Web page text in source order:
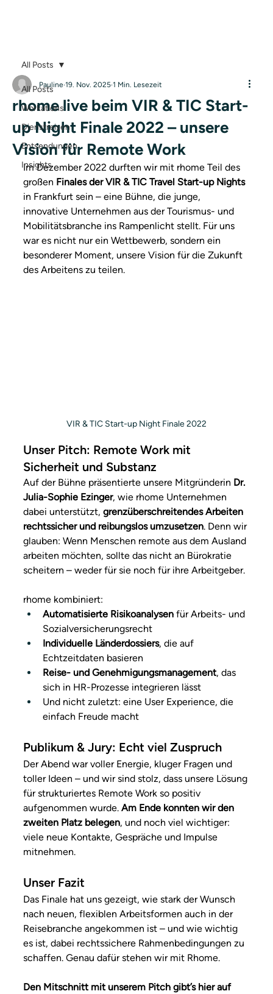
All Posts
Workations
Dienstreisen
Entsendungen
Insights
All Posts
rhome live beim VIR & TIC Start-
up Night Finale 2022 – unsere
Vision für Remote Work
Pauline 19. Nov. 2025 1 Min. Lesezeit
Im Dezember 2022 durften wir mit rhome Teil des
großen Finales der VIR & TIC Travel Start-up Nights
in Frankfurt sein – eine Bühne, die junge,
innovative Unternehmen aus der Tourismus- und
Mobilitätsbranche ins Rampenlicht stellt. Für uns
war es nicht nur ein Wettbewerb, sondern ein
besonderer Moment, unsere Vision für die Zukunft
des Arbeitens zu teilen.
VIR & TIC Start-up Night Finale 2022
Unser Pitch: Remote Work mit
Sicherheit und Substanz
Auf der Bühne präsentierte unsere Mitgründerin Dr.
Julia-Sophie Ezinger, wie rhome Unternehmen
dabei unterstützt, grenzüberschreitendes Arbeiten
rechtssicher und reibungslos umzusetzen. Denn wir
glauben: Wenn Menschen remote aus dem Ausland
arbeiten möchten, sollte das nicht an Bürokratie
scheitern – weder für sie noch für ihre Arbeitgeber.
rhome kombiniert:
Automatisierte Risikoanalysen für Arbeits- und
Sozialversicherungsrecht
Individuelle Länderdossiers, die auf
Echtzeitdaten basieren
Reise- und Genehmigungsmanagement, das
sich in HR-Prozesse integrieren lässt
Und nicht zuletzt: eine User Experience, die
einfach Freude macht
Publikum & Jury: Echt viel Zuspruch
Der Abend war voller Energie, kluger Fragen und
toller Ideen – und wir sind stolz, dass unsere Lösung
für strukturiertes Remote Work so positiv
aufgenommen wurde. Am Ende konnten wir den
zweiten Platz belegen, und noch viel wichtiger:
viele neue Kontakte, Gespräche und Impulse
mitnehmen.
Unser Fazit
Das Finale hat uns gezeigt, wie stark der Wunsch
nach neuen, flexiblen Arbeitsformen auch in der
Reisebranche angekommen ist – und wie wichtig
es ist, dabei rechtssichere Rahmenbedingungen zu
schaffen. Genau dafür stehen wir mit Rhome.
Den Mitschnitt mit unserem Pitch gibt’s hier auf